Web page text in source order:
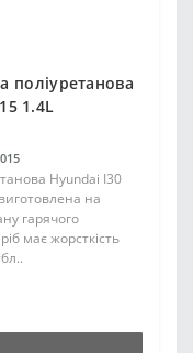
поліуретанова
1.4L
Hyundai I30
на
гарячого
має жорсткість